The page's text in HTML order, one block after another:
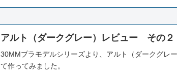
アルト（ダークグレー）レビュー その２
30MMプラモデルシリーズより、アルト（ダークグレ
て作ってみました。